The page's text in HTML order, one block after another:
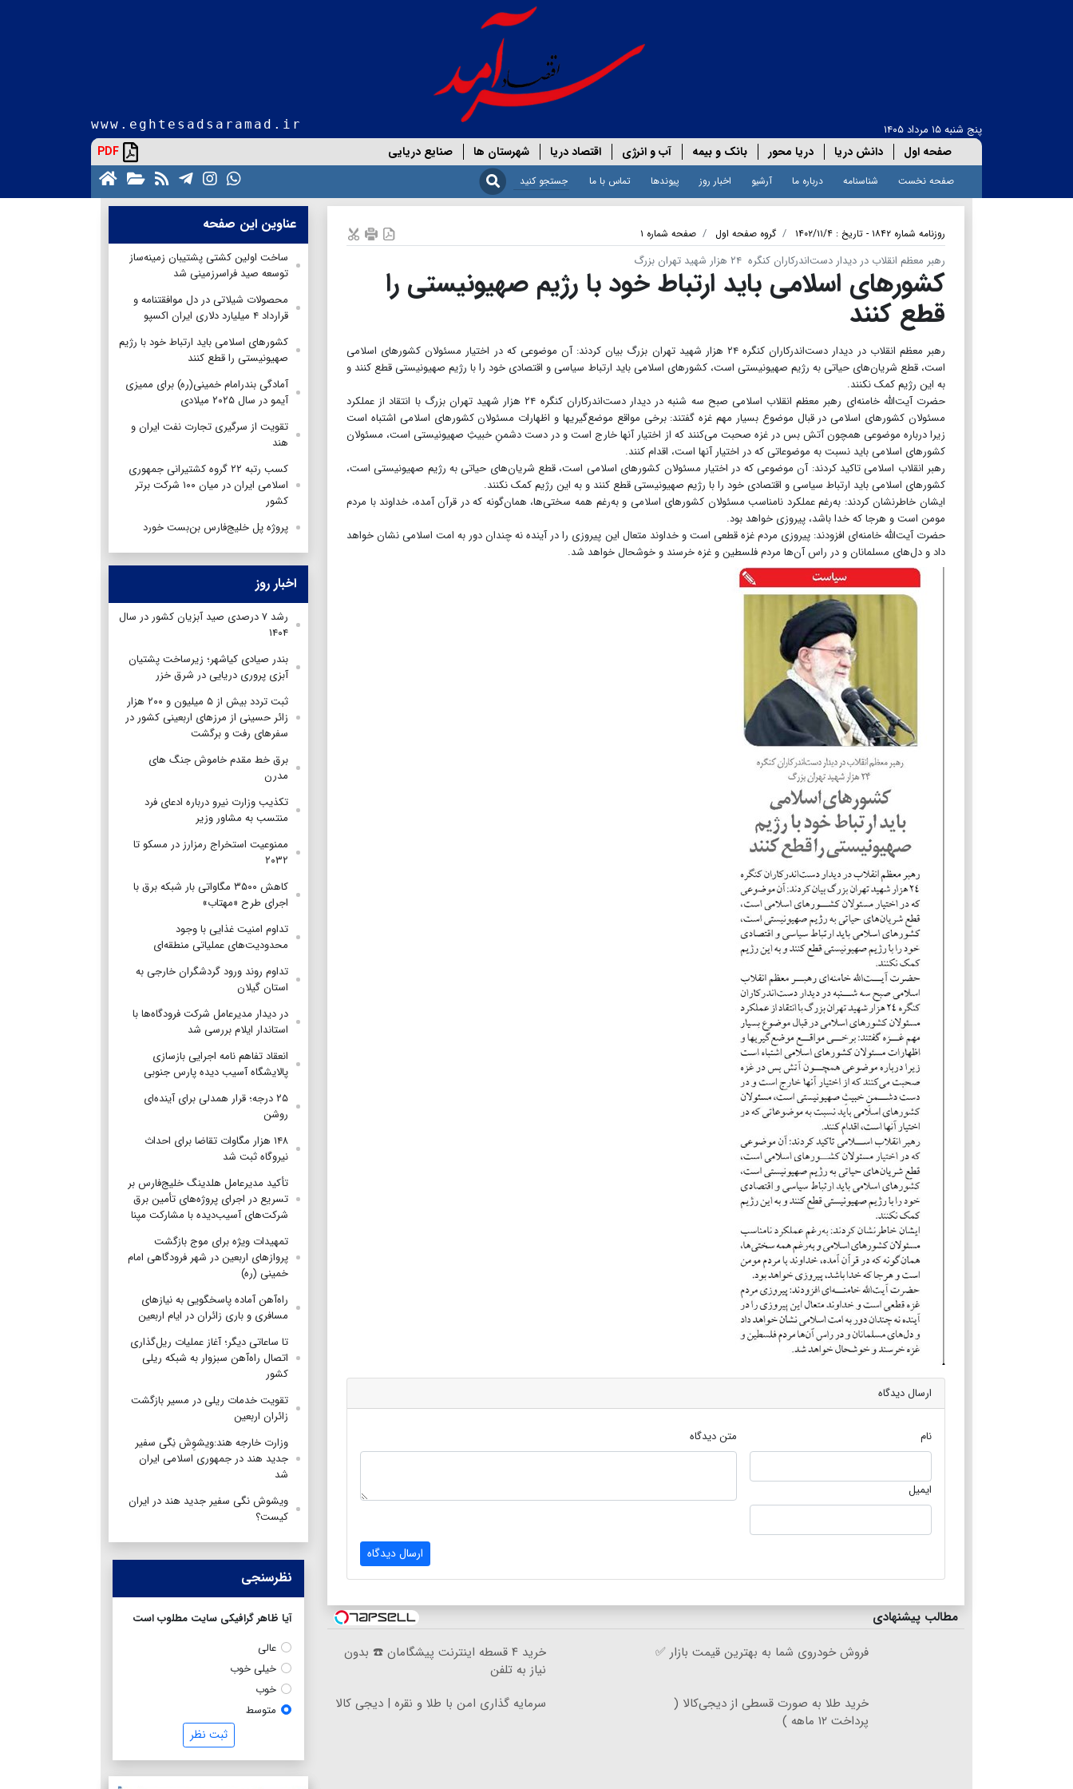
پنج شنبه ۱۵ مرداد ۱۴۰۵ www.eghtesadsaramad.ir
صفحه اول دانش دریا دریا محور بانک و بیمه آب و انرژی اقتصاد دریا شهرستان ها صنایع دریایی PDF
صفحه نخست شناسنامه درباره ما آرشیو اخبار روز پیوندها تماس با ما
روزنامه شماره ۱۸۴۲ - تاریخ : ۱۴۰۲/۱۱/۴ گروه صفحه اول صفحه شماره ۱
رهبر معظم انقلاب در دیدار دست‌اندرکاران کنگره ۲۴ هزار شهید تهران بزرگ
کشورهای اسلامی باید ارتباط خود با رژیم صهیونیستی را
قطع کنند
رهبر معظم انقلاب در دیدار دست‌اندرکاران کنگره ۲۴ هزار شهید تهران بزرگ بیان کردند: آن موضوعی که در اختیار مسئولان کشورهای اسلامی
است، قطع شریان‌های حیاتی به رژیم صهیونیستی است، کشورهای اسلامی باید ارتباط سیاسی و اقتصادی خود را با رژیم صهیونیستی قطع کنند و
به این رژیم کمک نکنند.
حضرت آیت‌الله خامنه‌ای رهبر معظم انقلاب اسلامی صبح سه شنبه در دیدار دست‌اندرکاران کنگره ۲۴ هزار شهید تهران بزرگ با انتقاد از عملکرد
مسئولان کشورهای اسلامی در قبال موضوع بسیار مهم غزه گفتند: برخی مواقع موضع‌گیریها و اظهارات مسئولان کشورهای اسلامی اشتباه است
زیرا درباره موضوعی همچون آتش بس در غزه صحبت می‌کنند که از اختیار آنها خارج است و در دست دشمنِ خبیثِ صهیونیستی است، مسئولان
کشورهای اسلامی باید نسبت به موضوعاتی که در اختیار آنها است، اقدام کنند.
رهبر انقلاب اسلامی تاکید کردند: آن موضوعی که در اختیار مسئولان کشورهای اسلامی است، قطع شریان‌های حیاتی به رژیم صهیونیستی است،
کشورهای اسلامی باید ارتباط سیاسی و اقتصادی خود را با رژیم صهیونیستی قطع کنند و به این رژیم کمک نکنند.
ایشان خاطرنشان کردند: به‌رغم عملکرد نامناسب مسئولان کشورهای اسلامی و به‌رغم همه سختی‌ها، همان‌گونه که در قرآن آمده، خداوند با مردم
مومن است و هرجا که خدا باشد، پیروزی خواهد بود.
حضرت آیت‌الله خامنه‌ای افزودند: پیروزی مردم غزه قطعی است و خداوند متعال این پیروزی را در آینده نه چندان دور به امت اسلامی نشان خواهد
داد و دل‌های مسلمانان و در راس آن‌ها مردم فلسطین و غزه خرسند و خوشحال خواهد شد.
ارسال دیدگاه
نام
ایمیل
متن دیدگاه
ارسال دیدگاه
مطالب پیشنهادی
فروش خودروی شما به بهترین قیمت بازار ✅
خرید ۴ قسطه اینترنت پیشگامان ☎️ بدون
نیاز به تلفن
خرید طلا به صورت قسطی از دیجی‌کالا (
پرداخت ۱۲ ماهه )
سرمایه گذاری امن با طلا و نقره | دیجی کالا
عناوین این صفحه
ساخت اولین کشتی پشتیبان زمینه‌ساز
توسعه صید فراسرزمینی شد
محصولات شیلاتی در دل موافقتنامه و
قرارداد ۴ میلیارد دلاری ایران اکسپو
کشورهای اسلامی باید ارتباط خود با رژیم
صهیونیستی را قطع کنند
آمادگی بندرامام خمینی(ره) برای ممیزی
آیمو در سال ۲۰۲۵ میلادی
تقویت از سرگیری تجارت نفت ایران و
هند
کسب رتبه ۲۲ گروه کشتیرانی جمهوری
اسلامی ایران در میان ۱۰۰ شرکت برتر
کشور
پروژه پل خلیج‌فارس بن‌بست خورد
اخبار روز
رشد ۷ درصدی صید آبزیان کشور در سال
۱۴۰۴
بندر صیادی کیاشهر؛ زیرساخت پشتیان
آبزی پروری دریایی در شرق خزر
ثبت تردد بیش از ۵ میلیون و ۲۰۰ هزار
زائر حسینی از مرزهای اربعینی کشور در
سفرهای رفت و برگشت
برق خط مقدم خاموش جنگ های
مدرن
تکذیب وزارت نیرو درباره ادعای فرد
منتسب به مشاور وزیر
ممنوعیت استخراج رمزارز در مسکو تا
۲۰۳۲
کاهش ۳۵۰۰ مگاواتی بار شبکه برق با
اجرای طرح «مهتاب»
تداوم امنیت غذایی با وجود
محدودیت‌های عملیاتی منطقه‌ای
تداوم روند ورود گردشگران خارجی به
استان گیلان
در دیدار مدیرعامل شرکت فرودگاه‌ها با
استاندار ایلام بررسی شد
انعقاد تفاهم نامه اجرایی بازسازی
پالایشگاه آسیب دیده پارس جنوبی
۲۵ درجه؛ قرار همدلی برای آینده‌ای
روشن
۱۴۸ هزار مگاوات تقاضا برای احداث
نیروگاه ثبت شد
تأکید مدیرعامل هلدینگ خلیج‌فارس بر
تسریع در اجرای پروژه‌های تأمین برق
شرکت‌های آسیب‌دیده با مشارکت مپنا
تمهیدات ویژه برای موج بازگشت
پروازهای اربعین در شهر فرودگاهی امام
خمینی (ره)
راه‌آهن آماده پاسخگویی به نیازهای
مسافری و باری زائران در ایام اربعین
تا ساعاتی دیگر؛ آغاز عملیات ریل‌گذاری
اتصال راه‌آهن سبزوار به شبکه ریلی
کشور
تقویت خدمات ریلی در مسیر بازگشت
زائران اربعین
وزارت خارجه هند:ویشوِش نِگی سفیر
جدید هند در جمهوری اسلامی ایران
شد
ویشوش نگی سفیر جدید هند در ایران
کیست؟
نظرسنجی
آیا ظاهر گرافیکی سایت مطلوب است
عالی
خیلی خوب
خوب
متوسط
ثبت نظر